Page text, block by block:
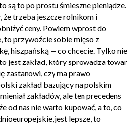
są to po prostu śmieszne pieniądze.
że trzeba jeszcze rolnikom i
ceny. Powiem wprost do
to przywoźcie sobie mięso z
hiszpańską — co chcecie. Tylko nie
jest zakład, który sprowadza towar
zastanowi, czy ma prawo
zakład bazujący na polskim
zakładów, ale ten precedens
od nas nie warto kupować, a to, co
jest lepsze, to